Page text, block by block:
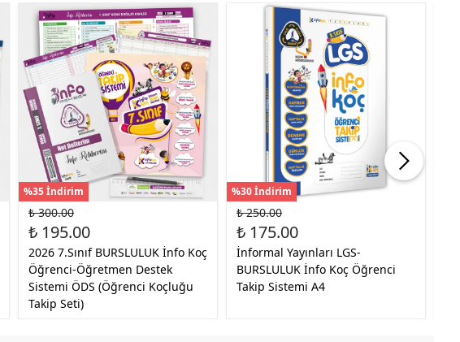
%35 İndirim
₺ 300.00
₺ 195.00
2026 7.Sınıf BURSLULUK İnfo Koç
Öğrenci-Öğretmen Destek
Sistemi ÖDS (Öğrenci Koçluğu
Takip Seti)
%30 İndirim
₺ 250.00
₺ 175.00
İnformal Yayınları LGS-
BURSLULUK İnfo Koç Öğrenci
Takip Sistemi A4